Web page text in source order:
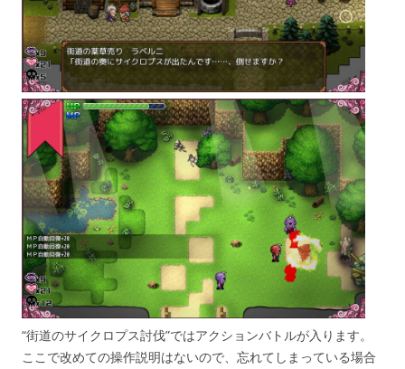
“街道のサイクロプス討伐”ではアクションバトルが入ります。
ここで改めての操作説明はないので、忘れてしまっている場合